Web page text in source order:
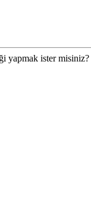
yapmak ister misiniz?